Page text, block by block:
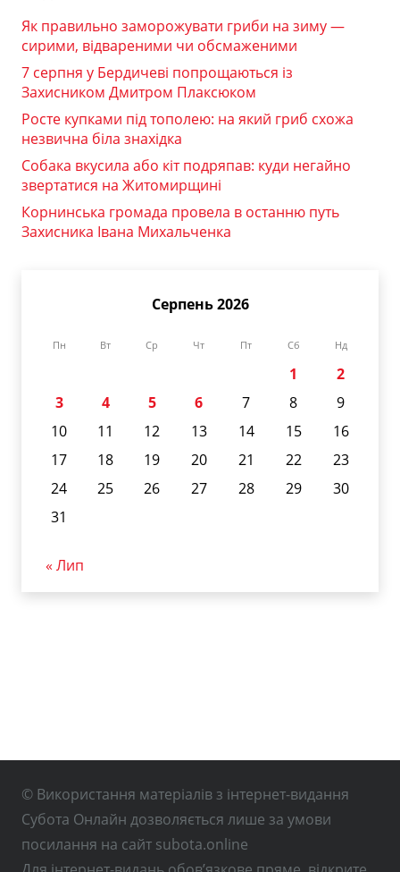
Як правильно заморожувати гриби на зиму —
сирими, відвареними чи обсмаженими
7 серпня у Бердичеві попрощаються із
Захисником Дмитром Плаксюком
Росте купками під тополею: на який гриб схожа
незвична біла знахідка
Собака вкусила або кіт подряпав: куди негайно
звертатися на Житомирщині
Корнинська громада провела в останню путь
Захисника Івана Михальченка
Серпень 2026
Пн Вт Ср Чт Пт Сб Нд
1
2
3
4 5 6 7 8
9
10
11 12 13 14 15
16
17
18 19 20 21 22
23
24
25 26 27 28 29
30
31
« Лип
© Використання матеріалів з інтернет-видання
Субота Онлайн дозволяється лише за умови
посилання на сайт subota.online